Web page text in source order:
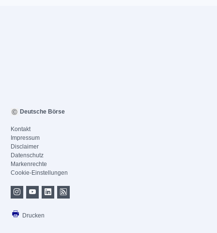
Deutsche Börse
Kontakt
Impressum
Disclaimer
Datenschutz
Markenrechte
Cookie-Einstellungen
Drucken